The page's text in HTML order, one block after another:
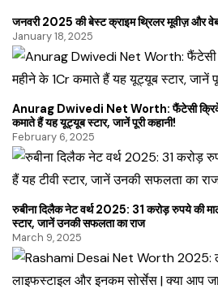
जनवरी 2025 की बेस्ट क्राइम थ्रिलर मूवीज़ और
January 18, 2025
Anurag Dwivedi Net Worth: फैंटेसी
कमाते हैं यह यूट्यूब स्टार, जानें पूरी कहानी!
February 6, 2025
रुबीना दिलैक नेट वर्थ 2025: 31 करोड़ रुपये की
स्टार, जानें उनकी सफलता का राज
March 9, 2025